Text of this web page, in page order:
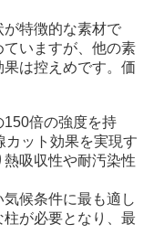
が特徴的な素材で
いますが、他の素
は控えめです。価
150倍の強度を持
カット効果を実現す
吸収性や耐汚染性
気候条件に最も適し
が必要となり、最